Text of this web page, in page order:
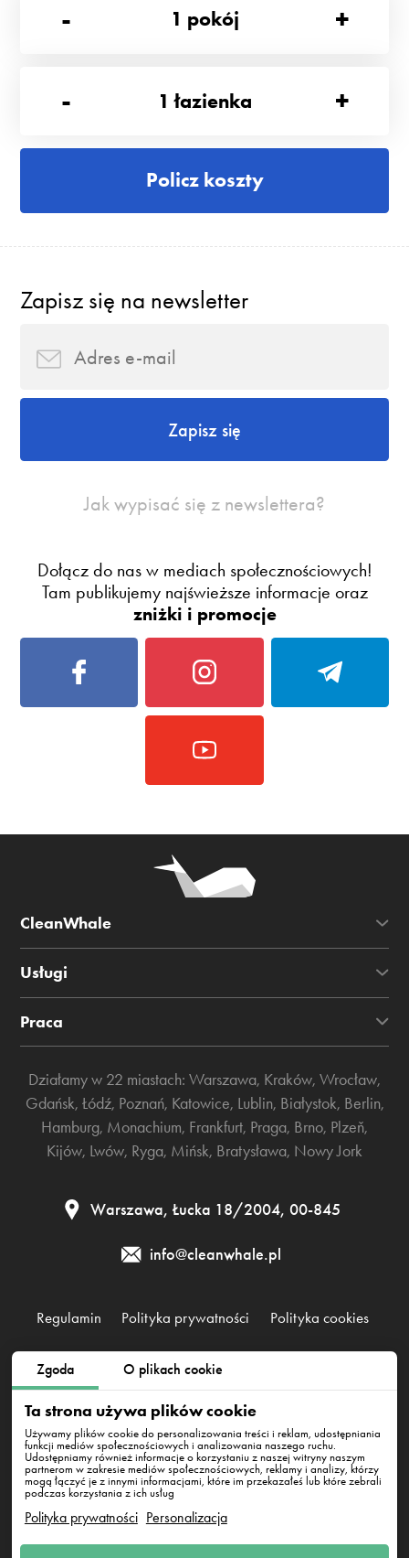
Zgoda O plikach cookie
Ta strona używa plików cookie
Używamy plików cookie do personalizowania treści i reklam, udostępniania
funkcji mediów społecznościowych i analizowania naszego ruchu.
Udostępniamy również informacje o korzystaniu z naszej witryny naszym
partnerom w zakresie mediów społecznościowych, reklamy i analizy, którzy
mogą łączyć je z innymi informacjami, które im przekazałeś lub które zebrali
podczas korzystania z ich usług
Polityka prywatności Personalizacja
-
1 pokój +
- 1 łazienka +
Policz koszty
Zapisz się na newsletter
Zapisz się
Jak wypisać się z newslettera?
Dołącz do nas w mediach społecznościowych!
Tam publikujemy najświeższe informacje oraz
zniżki i promocje
CleanWhale
Usługi
Praca
Działamy w 22 miastach: Warszawa, Kraków, Wrocław,
Gdańsk, Łódź, Poznań, Katowice, Lublin, Białystok, Berlin,
Hamburg, Monachium, Frankfurt, Praga, Brno, Plzeň,
Kijów, Lwów, Ryga, Mińsk, Bratysława, Nowy Jork
Warszawa, Łucka 18/2004, 00-845
info@cleanwhale.pl
Regulamin Polityka prywatności Polityka cookies
Clean Whale Sp. z o.o., KRS 0000868230, NIP: 6751738063,
REGON: 38745511400000
Warszawa, Łucka 18/2004, 00-845